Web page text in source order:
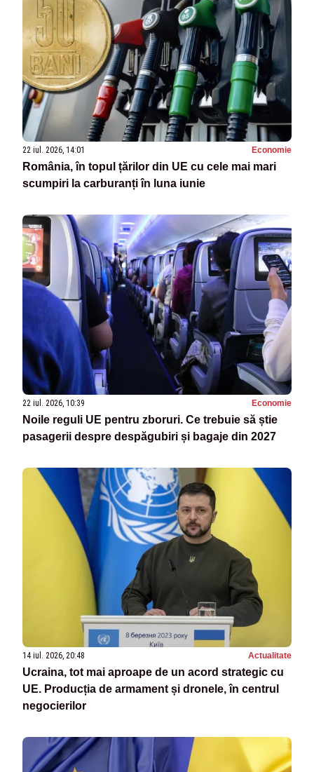
22 iul. 2026, 14:01 Economie
România, în topul țărilor din UE cu cele mai mari
scumpiri la carburanți în luna iunie
22 iul. 2026, 10:39 Economie
Noile reguli UE pentru zboruri. Ce trebuie să știe
pasagerii despre despăgubiri și bagaje din 2027
14 iul. 2026, 20:48 Actualitate
Ucraina, tot mai aproape de un acord strategic cu
UE. Producția de armament și dronele, în centrul
negocierilor